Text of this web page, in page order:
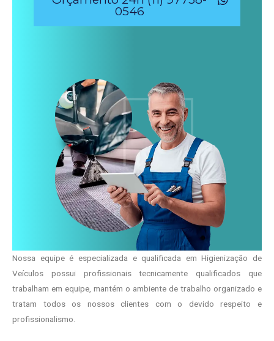
0546
Nossa equipe é especializada e qualificada em Higienização de
Veículos possui profissionais tecnicamente qualificados que
trabalham em equipe, mantém o ambiente de trabalho organizado e
tratam todos os nossos clientes com o devido respeito e
profissionalismo.